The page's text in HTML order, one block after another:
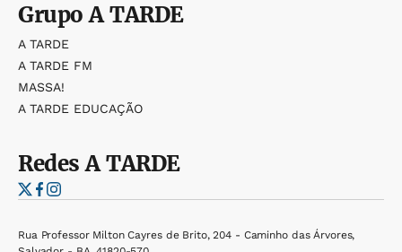
GrupoA TARDE
A TARDE
A TARDE FM
MASSA!
A TARDE EDUCAÇÃO
RedesA TARDE
Rua Professor Milton Cayres de Brito, 204 - Caminho das Árvores,